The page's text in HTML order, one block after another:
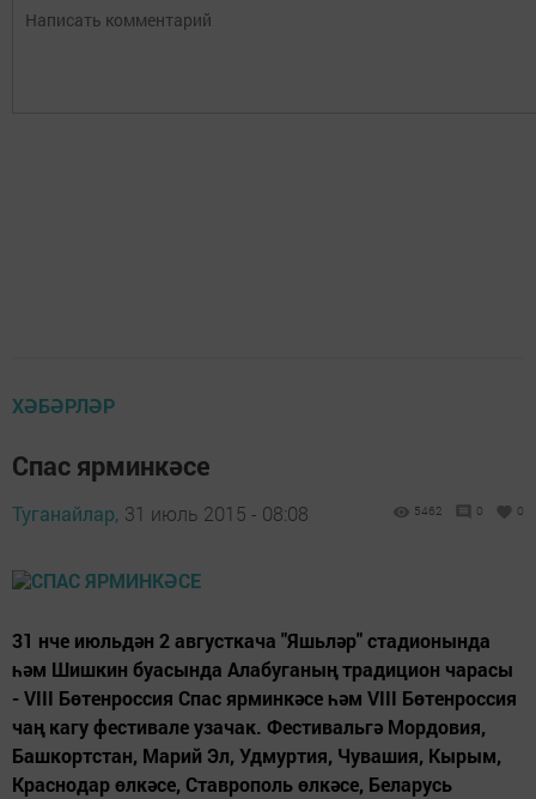
ХӘБӘРЛӘР
Спас ярминкәсе
Туганайлар, 31 июль 2015 - 08:08 5462 0 0
31 нче июльдән 2 августкача "Яшьләр" стадионында
һәм Шишкин буасында Алабуганың традицион чарасы
- VIII Бөтенроссия Спас ярминкәсе һәм VIII Бөтенроссия
чаң кагу фестивале узачак. Фестивальгә Мордовия,
Башкортстан, Марий Эл, Удмуртия, Чувашия, Кырым,
Краснодар өлкәсе, Ставрополь өлкәсе, Беларусь